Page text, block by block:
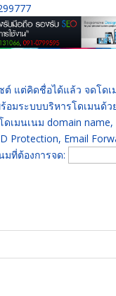
ต์ แต่คิดชื่อได้แล้ว จดโดเ
อมระบบบริหารโดเมนด้ว
เมนเนม domain name,
Protection, Email
มที่ต้องการจด: